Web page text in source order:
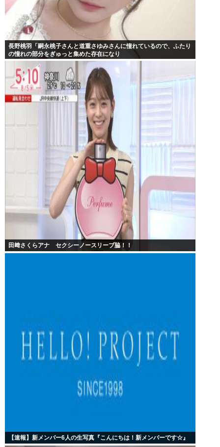
長野桃羽「嗣永桃子さんと道重さゆみさんに憧れているので、ふたり
の憧れの部分をぎゅっと集めた存在になり
田﨑さくらアナ セクシーノースリーブ脇！！
【速報】新メンバー6人の生写真『こんにちは！新メンバーです☆』